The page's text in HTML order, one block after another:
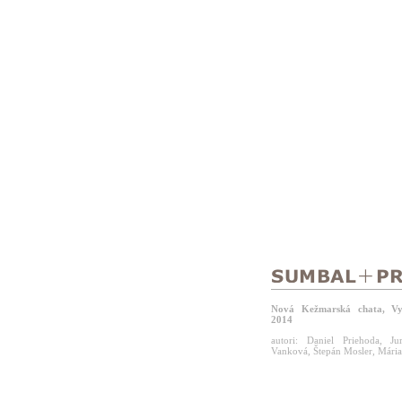
Nová Kežmarská chata,
2014
autori: Daniel Priehoda,
Vanková, Štepán Mosler,